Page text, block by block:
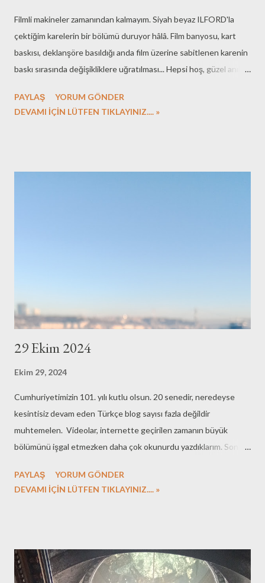
Filmli makineler zamanından kalmayım. Siyah beyaz ILFORD'la
çektiğim karelerin bir bölümü duruyor hâlâ. Film banyosu, kart
baskısı, deklanşöre basıldığı anda film üzerine sabitlenen karenin
baskı sırasında değişikliklere uğratılması... Hepsi hoş, güzel anılar
son zamanlarda daha çok soruyorum. Bulduğum bir kaç yanıt var.
Sizlerin yorumlarını da merak ediyorum. İşte benim yanıtlarım:
PAYLAŞ
YORUM GÖNDER
DEVAMI İÇİN LÜTFEN TIKLAYINIZ.... »
29 Ekim 2024
Ekim 29, 2024
Cumhuriyetimizin 101. yılı kutlu olsun. 20 senedir, neredeyse
kesintisiz devam eden Türkçe blog sayısı fazla değildir
muhtemelen. Videolar, internette geçirilen zamanın büyük
bölümünü işgal etmezken daha çok okunurdu yazdıklarım. Son
sürdüreceğim. Eskiden izlediğim filmler ile ilgili bir şeyler de
yazardım. MUBİ platformunda izlediğim Faruk'u önererek
PAYLAŞ
YORUM GÖNDER
DEVAMI İÇİN LÜTFEN TIKLAYINIZ.... »